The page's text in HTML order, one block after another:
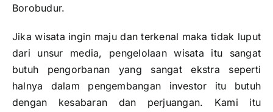
Borobudur.
Jika wisata ingin maju dan terkenal maka tidak luput
dari unsur media, pengelolaan wisata itu sangat
butuh pengorbanan yang sangat ekstra seperti
halnya dalam pengembangan investor itu butuh
dengan kesabaran dan perjuangan. Kami itu